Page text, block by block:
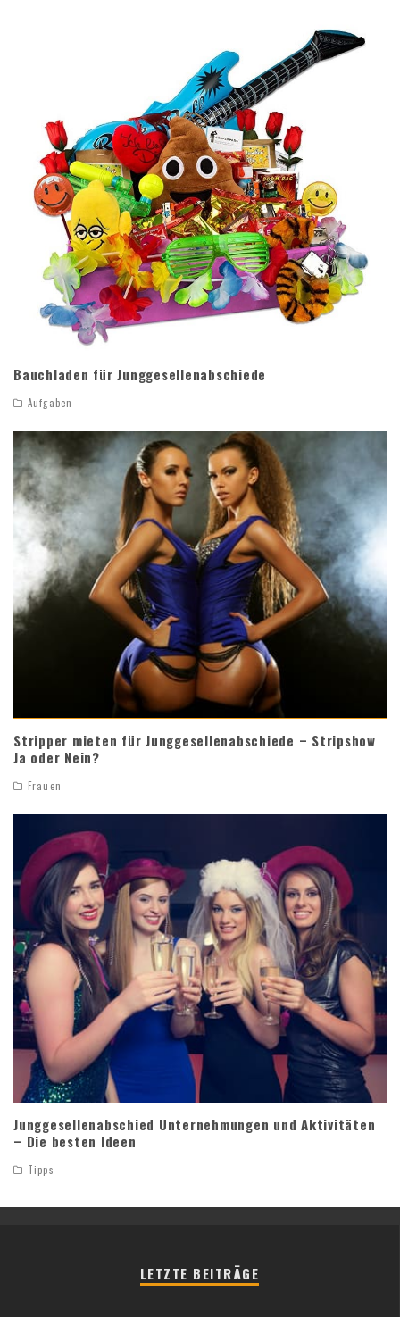
Bauchladen für Junggesellenabschiede
Aufgaben
Stripper mieten für Junggesellenabschiede – Stripshow
Ja oder Nein?
Frauen
Junggesellenabschied Unternehmungen und Aktivitäten
– Die besten Ideen
Tipps
LETZTE BEITRÄGE